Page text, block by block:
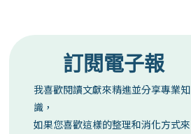
訂閱電子報
我喜歡閱讀文獻來精進並分享專業知
識，
如果您喜歡這樣的整理和消化方式來